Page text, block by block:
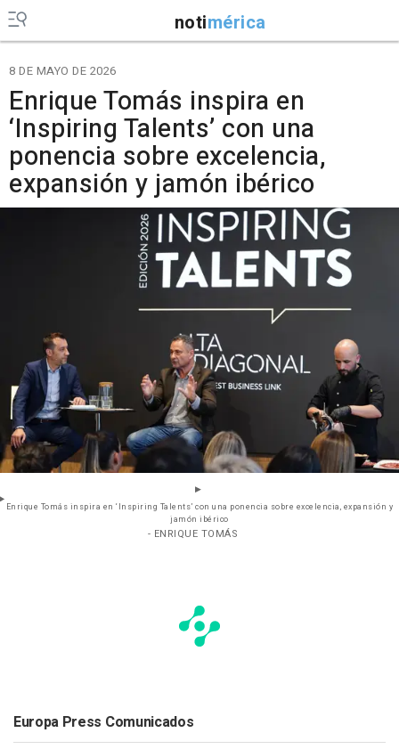
notimérica
8 DE MAYO DE 2026
Enrique Tomás inspira en
‘Inspiring Talents’ con una
ponencia sobre excelencia,
expansión y jamón ibérico
Enrique Tomás inspira en ‘Inspiring Talents’ con una ponencia sobre excelencia, expansión y
jamón ibérico
- ENRIQUE TOMÁS
Europa Press Comunicados